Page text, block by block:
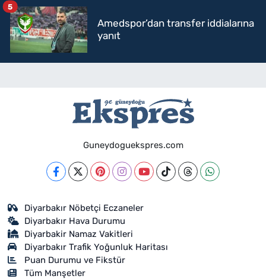
Amedspor’dan transfer iddialarına
yanıt
5
Guneydoguekspres.com
Diyarbakır Nöbetçi Eczaneler
Diyarbakır Hava Durumu
Diyarbakir Namaz Vakitleri
Diyarbakır Trafik Yoğunluk Haritası
Puan Durumu ve Fikstür
Tüm Manşetler